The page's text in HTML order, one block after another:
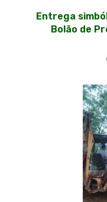
Entrega
Bolão de